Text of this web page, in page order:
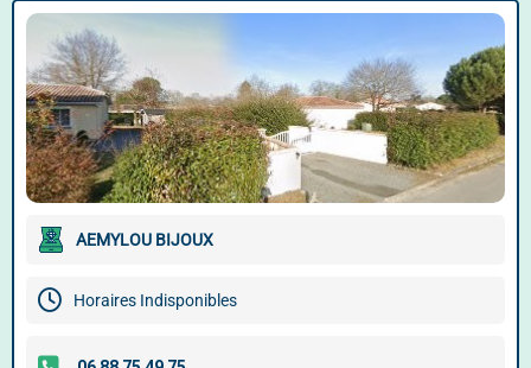
AEMYLOU BIJOUX
Horaires Indisponibles